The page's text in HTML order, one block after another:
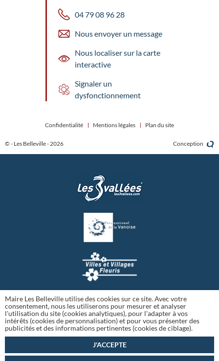
04 79 08 96 28
Nous envoyer un message
Nous localiser sur la carte
interactive
Signaler un
dysfonctionnement
© - Les Belleville - 2026
Confidentialité Mentions légales Plan du site
Conception
Maire Les Belleville utilise des cookies sur ce site. Avec votre
consentement, nous les utiliserons pour mesurer et analyser
l'utilisation du site (cookies analytiques), pour l'adapter à vos
intérêts (cookies de personnalisation) et pour vous présenter des
publicités et des informations pertinentes (cookies de ciblage).
J'ACCEPTE